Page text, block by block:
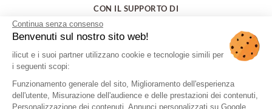
Continua senza consenso
Benvenuti sul nostro sito web!
ilicut e i suoi partner utilizzano cookie e tecnologie simili per
i seguenti scopi:
Funzionamento generale del sito, Miglioramento dell'esperienza
dell'utente, Misurazione dell'audience e delle prestazioni dei contenuti,
Personalizzazione dei contenuti, Annunci personalizzati su Google,
CON IL SUPPORTO DI